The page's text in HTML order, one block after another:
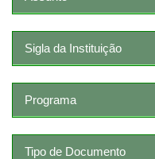
Sigla da Instituição
Programa
Tipo de Documento